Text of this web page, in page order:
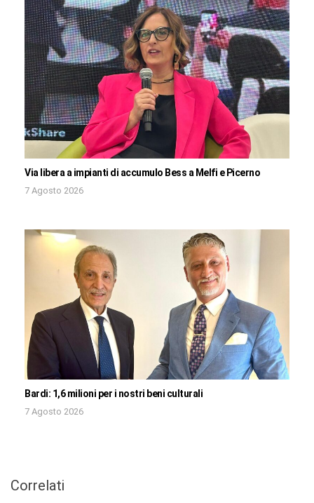
Via libera a impianti di accumulo Bess a Melfi e Picerno
7 Agosto 2026
Bardi: 1,6 milioni per i nostri beni culturali
7 Agosto 2026
Correlati